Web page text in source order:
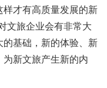
才有高质量发展的新
文旅企业会有非常大
基础，新的体验、新
新文旅产生新的内